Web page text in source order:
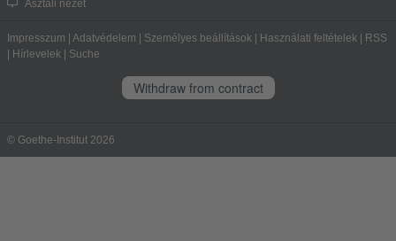
Asztali nézet
Impresszum | Adatvédelem | Személyes beállítások | Használati feltételek | RSS
| Hírlevelek | Suche
Withdraw from contract
© Goethe-Institut 2026